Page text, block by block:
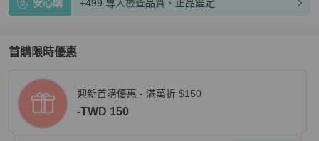
安心購 +499 專人檢查品質、正品鑑定
首購限時優惠
迎新首購優惠 - 滿萬折 $150
-TWD 150